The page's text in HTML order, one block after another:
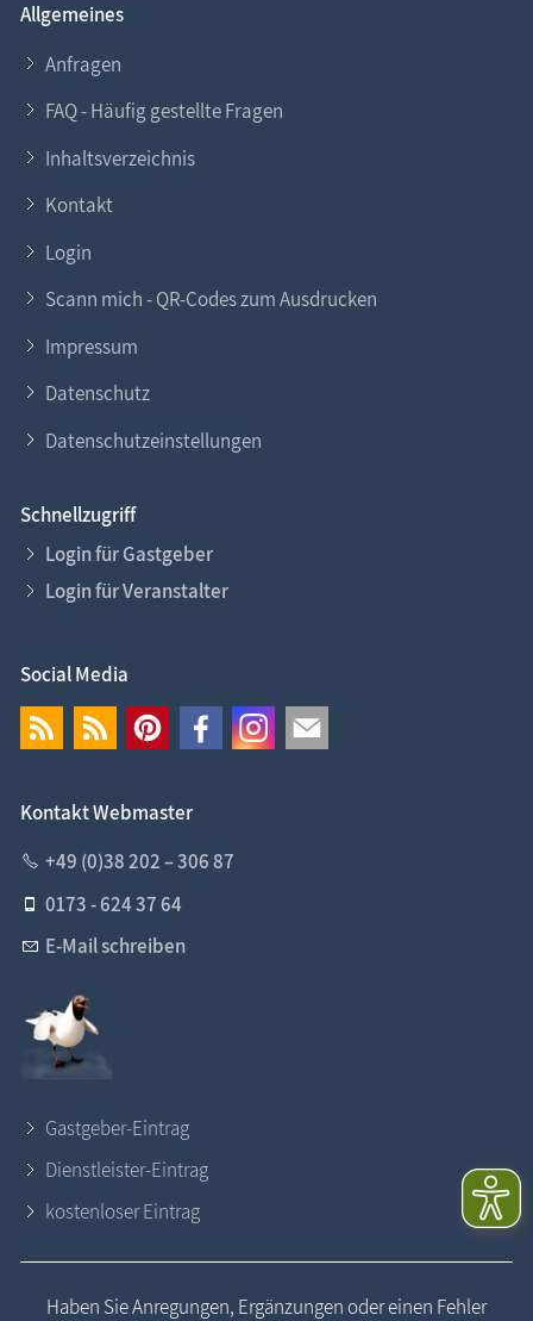
Allgemeines
Anfragen
FAQ - Häufig gestellte Fragen
Inhaltsverzeichnis
Kontakt
Login
Scann mich - QR-Codes zum Ausdrucken
Impressum
Datenschutz
Datenschutzeinstellungen
Schnellzugriff
Login für Gastgeber
Login für Veranstalter
Social Media
Kontakt Webmaster
+49 (0)38 202 – 306 87
0173 - 624 37 64
E-Mail schreiben
Gastgeber-Eintrag
Dienstleister-Eintrag
kostenloser Eintrag
Haben Sie Anregungen, Ergänzungen oder einen Fehler